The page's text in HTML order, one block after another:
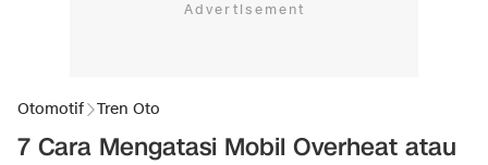
Otomotif Tren Oto
7 Cara Mengatasi Mobil Overheat atau